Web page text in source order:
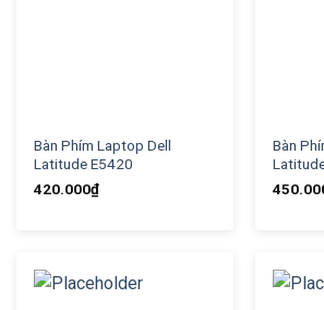
Bàn Phím Laptop Dell
Latitude E5420
420.000₫
Bàn